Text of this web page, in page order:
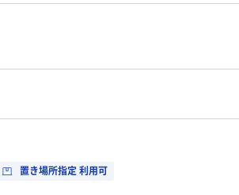
置き場所指定 利用可